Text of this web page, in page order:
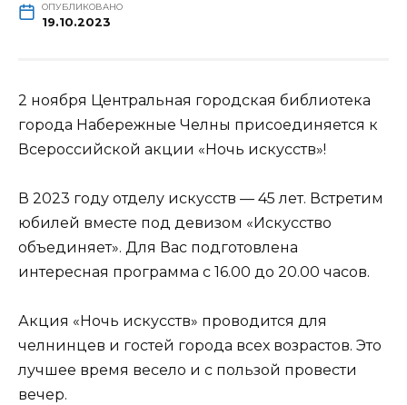
ОПУБЛИКОВАНО
19.10.2023
2 ноября Центральная городская библиотека
города Набережные Челны присоединяется к
Всероссийской акции «Ночь искусств»!
В 2023 году отделу искусств — 45 лет. Встретим
юбилей вместе под девизом «Искусство
объединяет». Для Вас подготовлена
интересная программа с 16.00 до 20.00 часов.
Акция «Ночь искусств» проводится для
челнинцев и гостей города всех возрастов. Это
лучшее время весело и с пользой провести
вечер.